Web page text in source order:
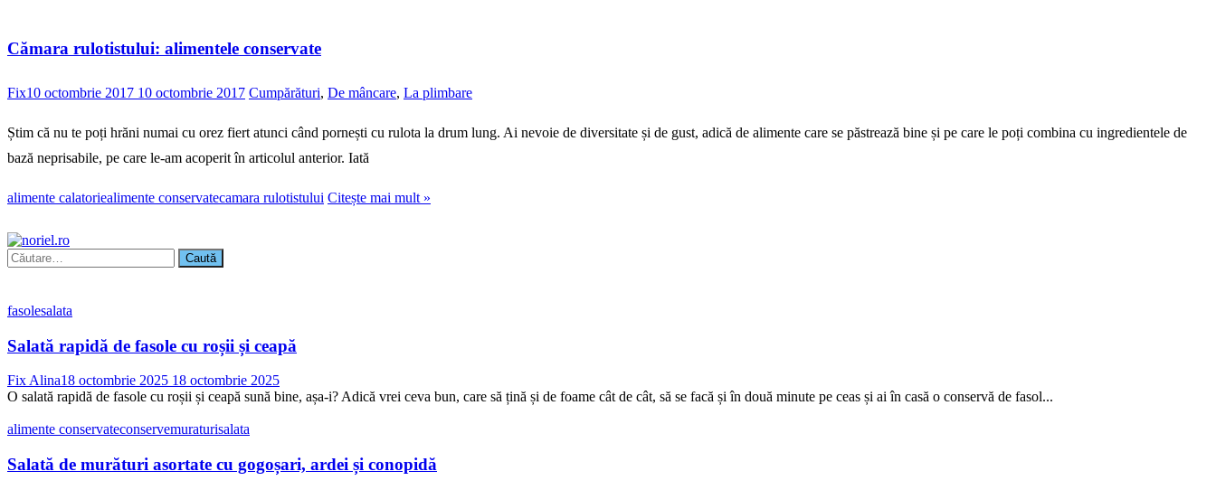
Cămara rulotistului: alimentele conservate
Fix10 octombrie 2017 10 octombrie 2017 Cumpărături, De mâncare, La plimbare
Știm că nu te poți hrăni numai cu orez fiert atunci când pornești cu rulota la drum lung. Ai nevoie de diversitate și de gust, adică de alimente care se păstrează bine și pe care le poți combina cu ingredientele de
bază neprisabile, pe care le-am acoperit în articolul anterior. Iată
alimente calatoriealimente conservatecamara rulotistului Citește mai mult »
Caută
după:
fasolesalata
Salată rapidă de fasole cu roșii și ceapă
Fix Alina18 octombrie 2025 18 octombrie 2025
O salată rapidă de fasole cu roșii și ceapă sună bine, așa-i? Adică vrei ceva bun, care să țină și de foame cât de cât, să se facă și în două minute pe ceas și ai în casă o conservă de fasol...
alimente conservateconservemuraturisalata
Salată de murături asortate cu gogoșari, ardei și conopidă